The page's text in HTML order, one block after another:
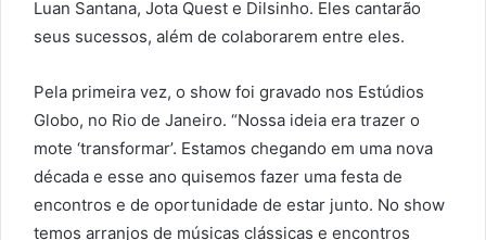
Luan Santana, Jota Quest e Dilsinho. Eles cantarão
seus sucessos, além de colaborarem entre eles.
Pela primeira vez, o show foi gravado nos Estúdios
Globo, no Rio de Janeiro. “Nossa ideia era trazer o
mote ‘transformar’. Estamos chegando em uma nova
década e esse ano quisemos fazer uma festa de
encontros e de oportunidade de estar junto. No show
temos arranjos de músicas clássicas e encontros